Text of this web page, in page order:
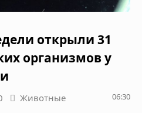
открыли 31
организмов у
Животные 06:30